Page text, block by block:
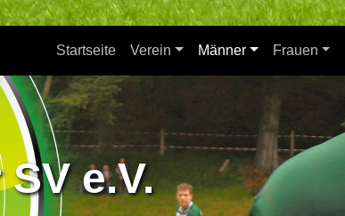
Startseite Verein Männer Frauen
e.V.